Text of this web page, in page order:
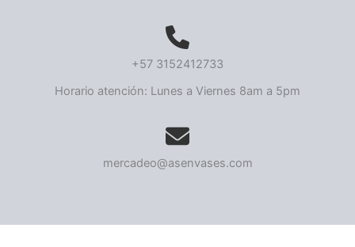
+57 3152412733
Horario atención: Lunes a Viernes 8am a 5pm
mercadeo@asenvases.com